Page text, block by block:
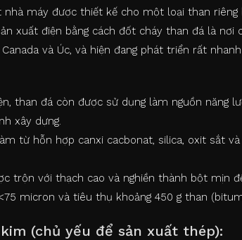
nhà máy được thiết kế cho một loại than
xuất điện bằng cách đốt cháy than đá là nơi
và Úc, và hiện đang phát triển rất
than đá còn được sử dụng làm nguồn năng
xây dựng.
từ hỗn hợp canxi cacbonat, silica, oxit sắt
trộn với thạch cao và nghiền thành bột mịn
micron và tiêu thụ khoảng 450 g than
(chủ yếu để sản xuất thép):